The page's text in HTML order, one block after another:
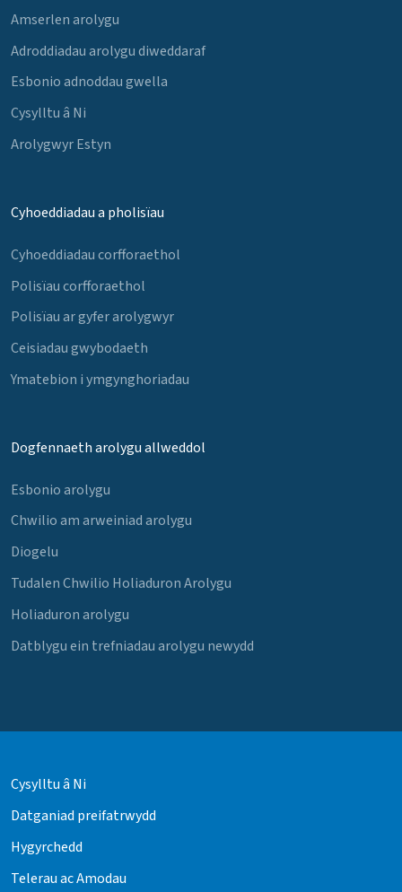
Amserlen arolygu
Adroddiadau arolygu diweddaraf
Esbonio adnoddau gwella
Cysylltu â Ni
Arolygwyr Estyn
Cyhoeddiadau a pholisïau
Cyhoeddiadau corfforaethol
Polisïau corfforaethol
Polisïau ar gyfer arolygwyr
Ceisiadau gwybodaeth
Ymatebion i ymgynghoriadau
Dogfennaeth arolygu allweddol
Esbonio arolygu
Chwilio am arweiniad arolygu
Diogelu
Tudalen Chwilio Holiaduron Arolygu
Holiaduron arolygu
Datblygu ein trefniadau arolygu newydd
Cysylltu â Ni
Datganiad preifatrwydd
Hygyrchedd
Telerau ac Amodau